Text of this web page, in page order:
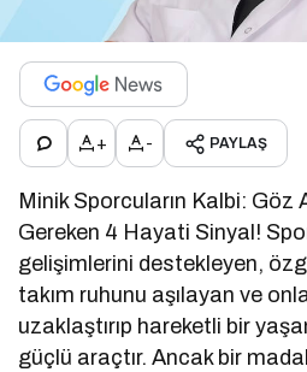
+ - PAYLAŞ
Minik Sporcuların Kalbi: Göz
Gereken 4 Hayati Sinyal!
gelişimlerini destekleyen,
takım ruhunu aşılayan ve
uzaklaştırıp hareketli bir
güçlü araçtır. Ancak bir